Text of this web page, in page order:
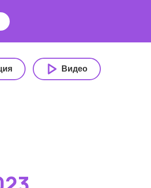
Видео